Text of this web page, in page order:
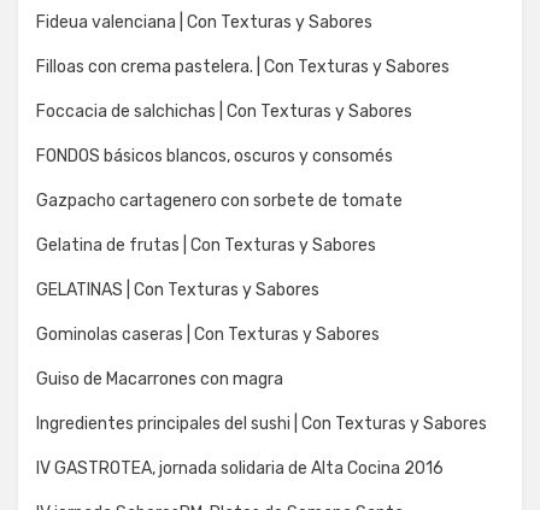
Fideua valenciana | Con Texturas y Sabores
Filloas con crema pastelera. | Con Texturas y Sabores
Foccacia de salchichas | Con Texturas y Sabores
FONDOS básicos blancos, oscuros y consomés
Gazpacho cartagenero con sorbete de tomate
Gelatina de frutas | Con Texturas y Sabores
GELATINAS | Con Texturas y Sabores
Gominolas caseras | Con Texturas y Sabores
Guiso de Macarrones con magra
Ingredientes principales del sushi | Con Texturas y Sabores
IV GASTROTEA, jornada solidaria de Alta Cocina 2016